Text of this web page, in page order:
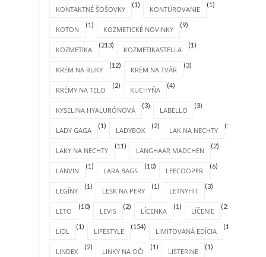
KONTAKTNÉ ŠOŠOVKY
(1)
KONTÚROVANIE
(1)
KOTON
(1)
KOZMETICKÉ NOVINKY
(9)
KOZMETIKA
(213)
KOZMETIKASTELLA
(1)
KRÉM NA RUKY
(12)
KRÉM NA TVÁR
(3)
KRÉMY NA TELO
(2)
KUCHYŇA
(4)
KYSELINA HYALURÓNOVÁ
(3)
LABELLO
(3)
LADY GAGA
(1)
LADYBOX
(2)
LAK NA NECHTY
(1)
LAKY NA NECHTY
(11)
LANGHAAR MADCHEN
(2)
LANVIN
(1)
LARA BAGS
(10)
LEECOOPER
(6)
LEGÍNY
(1)
LESK NA PERY
(1)
LETNYHIT
(3)
LETO
(10)
LEVIS
(2)
LÍCENKA
(1)
LÍČENIE
(25)
LIDL
(1)
LIFESTYLE
(154)
LIMITOVANÁ EDÍCIA
(1)
LINDEX
(2)
LINKY NA OČI
(1)
LISTERINE
(1)